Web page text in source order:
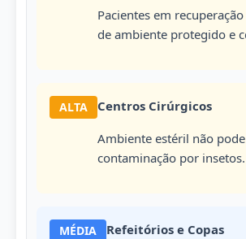
Pacientes em
de ambiente protegido e
ALTA
Centros Cirúrgicos
Ambiente estéril não
contaminação por insetos.
MÉDIA
Refeitórios e Copas